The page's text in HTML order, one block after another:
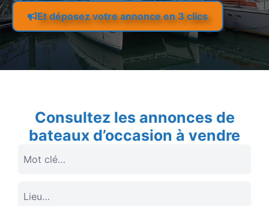
Et déposez votre annonce en 3 clics
Consultez les annonces de
bateaux d’occasion à vendre